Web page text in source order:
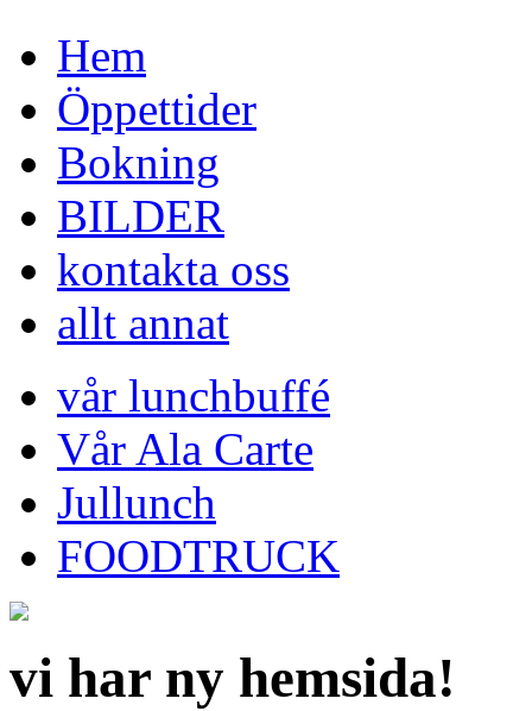
Hem
Öppettider
Bokning
BILDER
kontakta oss
allt annat
vår lunchbuffé
Vår Ala Carte
Jullunch
FOODTRUCK
vi har ny hemsida!